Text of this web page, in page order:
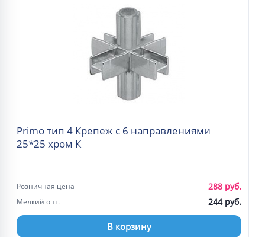
Primo тип 4 Крепеж с 6 направлениями
25*25 хром К
Розничная цена 288 руб.
Мелкий опт. 244 руб.
В корзину